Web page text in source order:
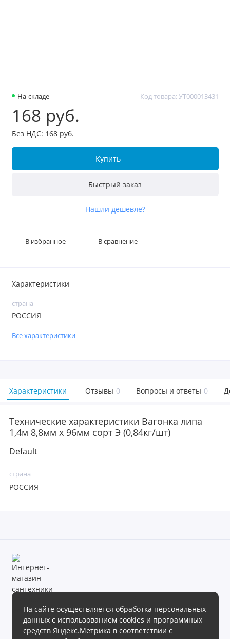
На складе Код товара: УТ000013431
168 руб.
Без НДС: 168 руб.
Купить
Быстрый заказ
Нашли дешевле?
В избранное В сравнение
Характеристики
страна
РОССИЯ
Все характеристики
Характеристики Отзывы 0 Вопросы и ответы 0
Технические характеристики Вагонка липа
1,4м 8,8мм х 96мм сорт Э (0,84кг/шт)
Default
страна
РОССИЯ
На сайте осуществляется обработка персональных
данных с использованием cookies и программных
средств Яндекс.Метрика в соответствии с
Магазин сантехники «Теплое море» готов предложить своим
клиентам обширный ассортимент продукции в различных